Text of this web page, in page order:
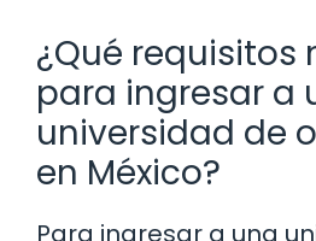
¿Qué requisitos
para ingresar a
universidad de
en México?
Para ingresar a una